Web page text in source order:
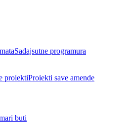
Sadajsutne programura
proiektiProiekti save amende
buti